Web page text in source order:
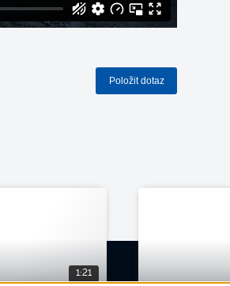
Položit dotaz
1:21